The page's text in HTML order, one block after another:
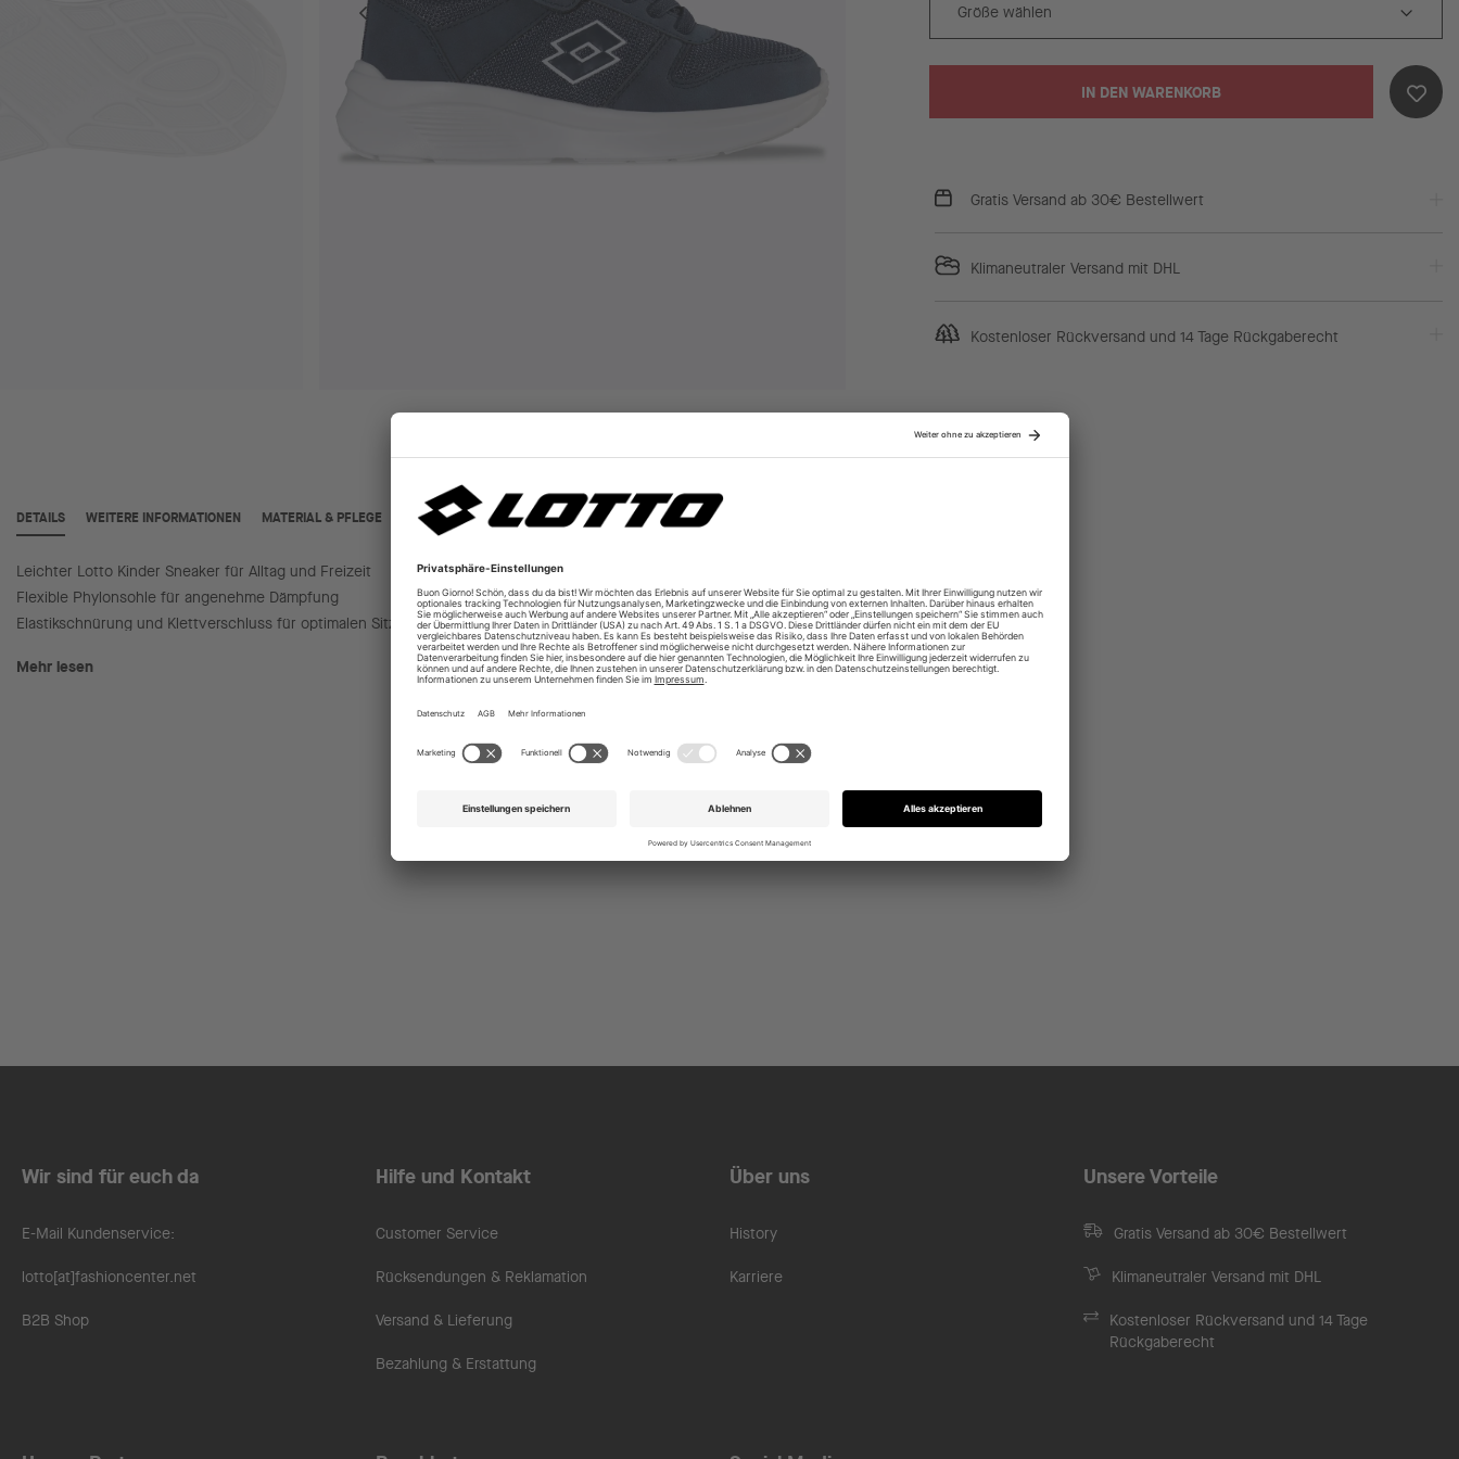
IN DEN WARENKORB
Gratis Versand ab 30€ Bestellwert
Klimaneutraler Versand mit DHL
Kostenloser Rückversand und 14 Tage Rückgaberecht
DETAILS
Leichter Lotto Kinder Sneaker für Alltag und Freizeit
Flexible Phylonsohle für angenehme Dämpfung
Elastikschnürung und Klettverschluss für optimalen Sitz
Verstärkte Toebox für mehr Haltbarkeit
Mit Lotto Größensystem/ kinderfußgerechte Passform
Mehr lesen
WEITERE INFORMATIONEN MATERIAL & PFLEGE
Wir sind für euch da
E-Mail Kundenservice:
lotto[at]fashioncenter.net
B2B Shop
Hilfe und Kontakt
Customer Service
Rücksendungen & Reklamation
Versand & Lieferung
Bezahlung & Erstattung
Über uns
History
Karriere
Unsere Vorteile
Gratis Versand ab 30€ Bestellwert
Klimaneutraler Versand mit DHL
Kostenloser Rückversand und 14 Tage
Rückgaberecht